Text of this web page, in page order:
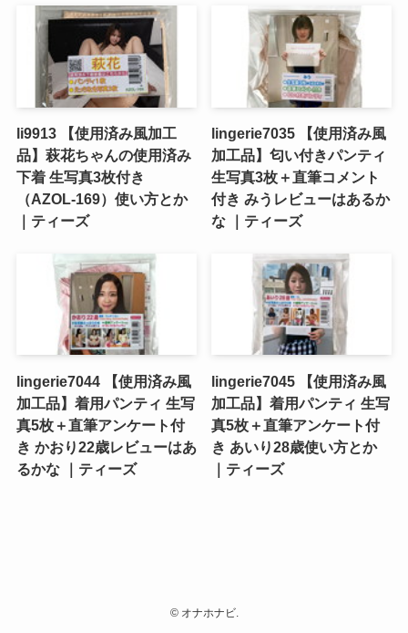
li9913 【使用済み風加工
品】萩花ちゃんの使用済み
下着 生写真3枚付き
（AZOL-169）使い方とか
｜ティーズ
lingerie7035 【使用済み風
加工品】匂い付きパンティ
生写真3枚＋直筆コメント
付き みうレビューはあるか
な ｜ティーズ
lingerie7044 【使用済み風
加工品】着用パンティ 生写
真5枚＋直筆アンケート付
き かおり22歳レビューはあ
るかな ｜ティーズ
lingerie7045 【使用済み風
加工品】着用パンティ 生写
真5枚＋直筆アンケート付
き あいり28歳使い方とか
｜ティーズ
©オナホナビ.